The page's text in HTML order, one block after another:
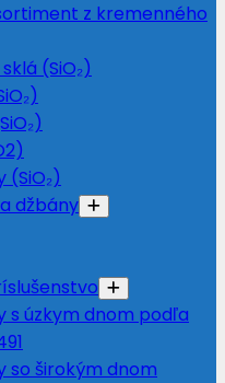
z kremenného
(SiO₂)
(SiO₂)
džbány
s úzkym dnom podľa
so širokým dnom